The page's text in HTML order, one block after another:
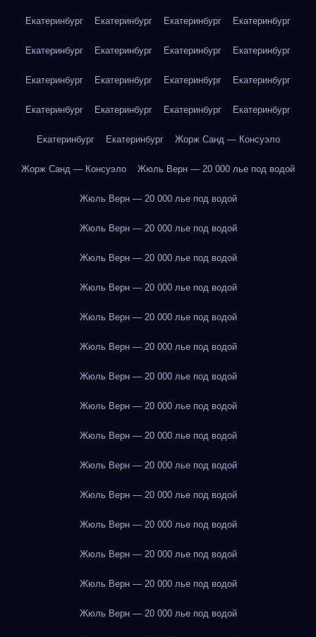
Екатеринбург Екатеринбург Екатеринбург Екатеринбург
Екатеринбург Екатеринбург Екатеринбург Екатеринбург
Екатеринбург Екатеринбург Екатеринбург Екатеринбург
Екатеринбург Екатеринбург Екатеринбург Екатеринбург
Екатеринбург Екатеринбург Жорж Санд — Консуэло
Жорж Санд — Консуэло Жюль Верн — 20 000 лье под водой
Жюль Верн — 20 000 лье под водой
Жюль Верн — 20 000 лье под водой
Жюль Верн — 20 000 лье под водой
Жюль Верн — 20 000 лье под водой
Жюль Верн — 20 000 лье под водой
Жюль Верн — 20 000 лье под водой
Жюль Верн — 20 000 лье под водой
Жюль Верн — 20 000 лье под водой
Жюль Верн — 20 000 лье под водой
Жюль Верн — 20 000 лье под водой
Жюль Верн — 20 000 лье под водой
Жюль Верн — 20 000 лье под водой
Жюль Верн — 20 000 лье под водой
Жюль Верн — 20 000 лье под водой
Жюль Верн — 20 000 лье под водой